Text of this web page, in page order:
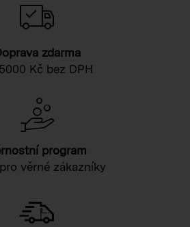
zdarma
Kč bez DPH
program
věrné zákazníky